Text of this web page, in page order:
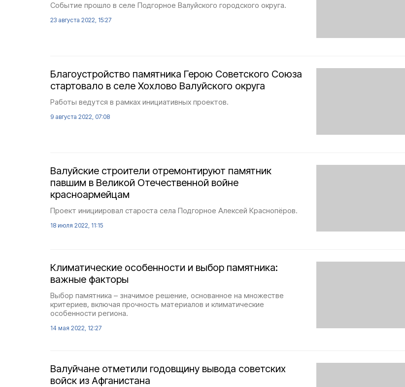
Событие прошло в селе Подгорное Валуйского городского округа.
23 августа 2022, 15:27
Благоустройство памятника Герою Советского Союза
стартовало в селе Хохлово Валуйского округа
Работы ведутся в рамках инициативных проектов.
9 августа 2022, 07:08
Валуйские строители отремонтируют памятник
павшим в Великой Отечественной войне
красноармейцам
Проект инициировал староста села Подгорное Алексей Краснопёров.
18 июля 2022, 11:15
Климатические особенности и выбор памятника:
важные факторы
Выбор памятника – значимое решение, основанное на множестве
критериев, включая прочность материалов и климатические
особенности региона.
14 мая 2022, 12:27
Валуйчане отметили годовщину вывода советских
войск из Афганистана